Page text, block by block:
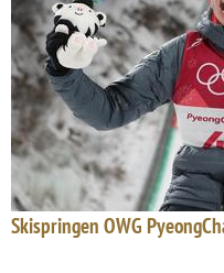
Skispringen OWG